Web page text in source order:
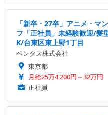
「新卒・27卒」アニメ・マ
フ「正社員」未経験歓迎/髪
K/台東区東上野1丁目
ベンタス株式会社
東京都
月給25万4,200円～32万円
正社員